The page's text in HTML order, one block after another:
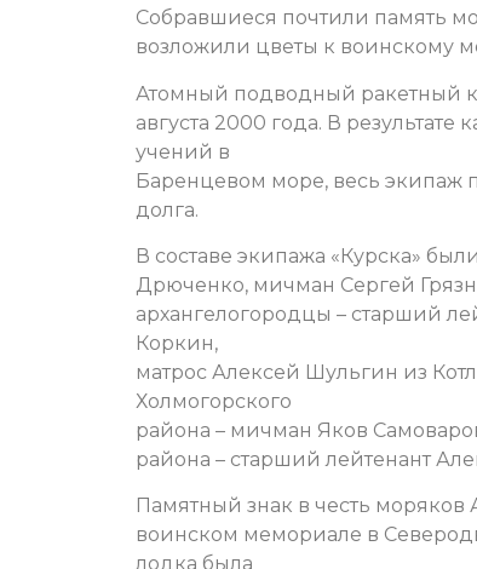
Собравшиеся почтили память
возложили цветы к воинскому
Атомный подводный ракетный
августа 2000 года. В
учений в
Баренцевом море, весь экипаж
долга.
В составе экипажа «Курска»
Дрюченко, мичман Сергей
архангелогородцы – старший
Коркин,
матрос Алексей Шульгин из
Холмогорского
района – мичман Яков
района – старший лейтенант
Памятный знак в честь моряков
воинском мемориале в
лодка была